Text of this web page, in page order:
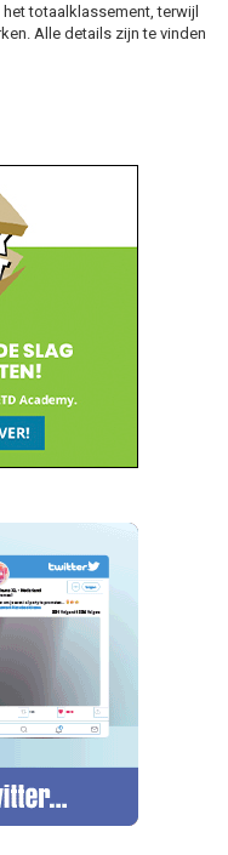
totaalklassement, terwijl
Alle details zijn te vinden